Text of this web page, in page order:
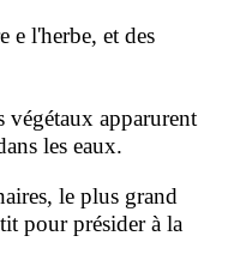
e l'herbe, et des
végétaux apparurent
les eaux.
le plus grand
pour présider à la